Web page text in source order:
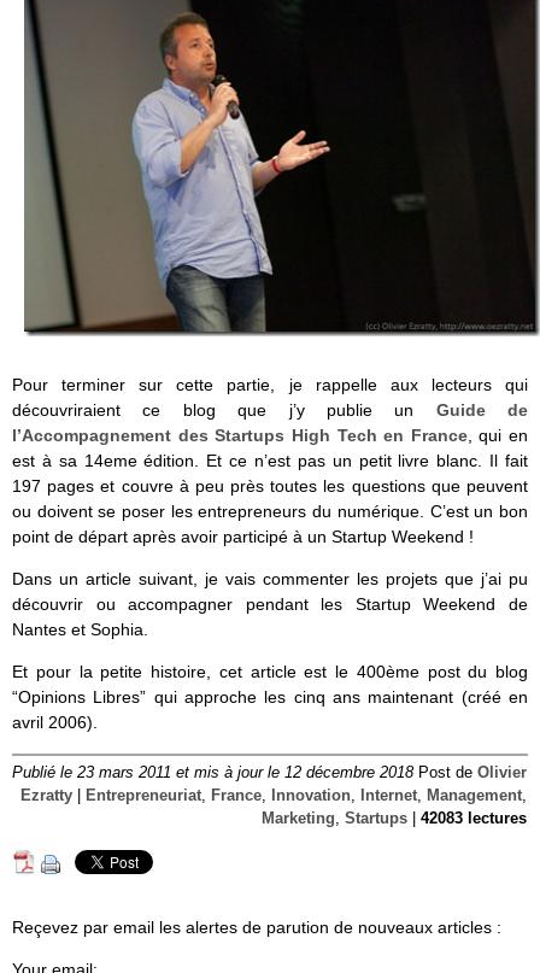
Pour terminer sur cette partie, je rappelle aux lecteurs qui
découvriraient ce blog que j’y publie un Guide de
l’Accompagnement des Startups High Tech en France, qui en
est à sa 14eme édition. Et ce n’est pas un petit livre blanc. Il fait
197 pages et couvre à peu près toutes les questions que peuvent
ou doivent se poser les entrepreneurs du numérique. C’est un bon
point de départ après avoir participé à un Startup Weekend !
Dans un article suivant, je vais commenter les projets que j’ai pu
découvrir ou accompagner pendant les Startup Weekend de
Nantes et Sophia.
Et pour la petite histoire, cet article est le 400ème post du blog
“Opinions Libres” qui approche les cinq ans maintenant (créé en
avril 2006).
Publié le 23 mars 2011 et mis à jour le 12 décembre 2018 Post de Olivier
Ezratty
Entrepreneuriat, France, Innovation, Internet, Management,
Marketing, Startups 42083 lectures
Reçevez par email les alertes de parution de nouveaux articles :